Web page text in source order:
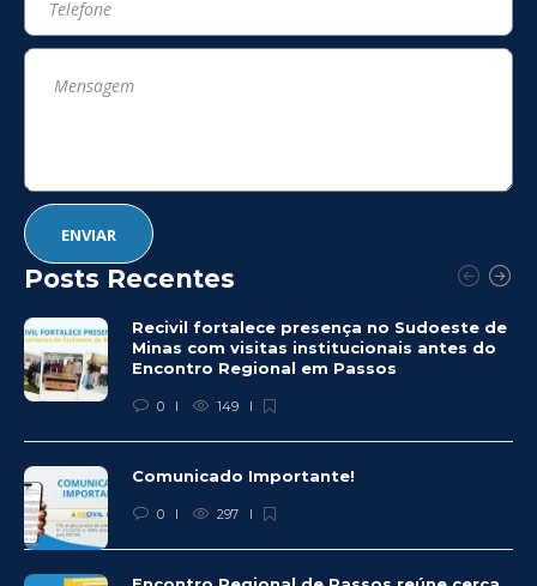
Posts Recentes
Recivil fortalece presença no Sudoeste de
Minas com visitas institucionais antes do
Encontro Regional em Passos
0 149
Comunicado Importante!
0 297